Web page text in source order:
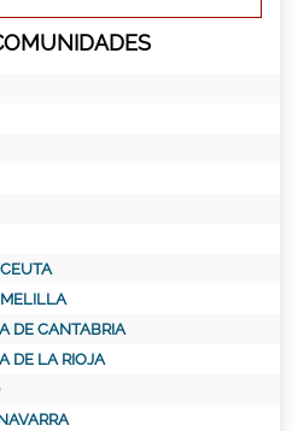
DE CANTABRIA
DE LA RIOJA